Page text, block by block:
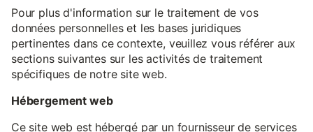
Pour plus d'information sur le traitement de vos
données personnelles et les bases juridiques
pertinentes dans ce contexte, veuillez vous référer aux
sections suivantes sur les activités de traitement
spécifiques de notre site web.
Hébergement web
Ce site web est hébergé par un fournisseur de services